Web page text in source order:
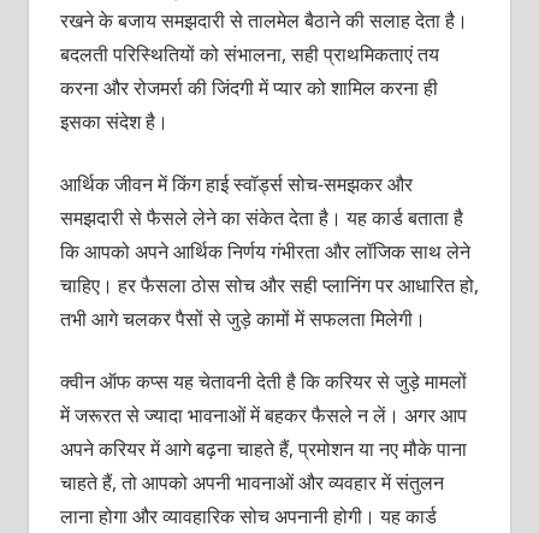
रखने के बजाय समझदारी से तालमेल बैठाने की सलाह देता है।
बदलती परिस्थितियों को संभालना, सही प्राथमिकताएं तय
करना और रोजमर्रा की जिंदगी में प्यार को शामिल करना ही
इसका संदेश है।
आर्थिक जीवन में किंग हाई स्वॉर्ड्स सोच-समझकर और
समझदारी से फैसले लेने का संकेत देता है। यह कार्ड बताता है
कि आपको अपने आर्थिक निर्णय गंभीरता और लॉजिक साथ लेने
चाहिए। हर फैसला ठोस सोच और सही प्लानिंग पर आधारित हो,
तभी आगे चलकर पैसों से जुड़े कामों में सफलता मिलेगी।
क्वीन ऑफ कप्स यह चेतावनी देती है कि करियर से जुड़े मामलों
में जरूरत से ज्यादा भावनाओं में बहकर फैसले न लें। अगर आप
अपने करियर में आगे बढ़ना चाहते हैं, प्रमोशन या नए मौके पाना
चाहते हैं, तो आपको अपनी भावनाओं और व्यवहार में संतुलन
लाना होगा और व्यावहारिक सोच अपनानी होगी। यह कार्ड